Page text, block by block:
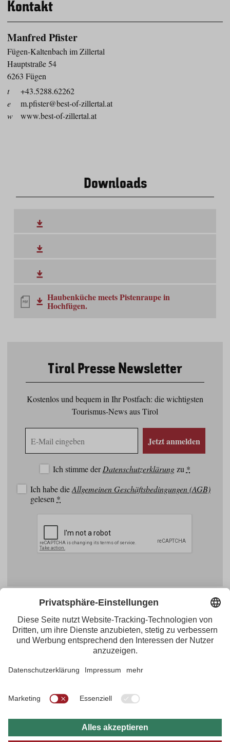
Kontakt
Manfred Pfister
Fügen-Kaltenbach im Zillertal
Hauptstraße 54
6263 Fügen
t
+43.5288.62262
e
m.pfister@best-of-zillertal.at
w
www.best-of-zillertal.at
Downloads
Haubenküche meets Pistenraupe in
Hochfügen.
Tirol Presse Newsletter
Kostenlos und bequem in Ihr Postfach: die wichtigsten
Tourismus-News aus Tirol
Mail
Jetzt anmelden
Ich stimme derDatenschutzerklärungzu *
Ich habe dieAllgemeinen Geschäftsbedingungen (AGB)
gelesen *
Tirol Werbung
Maria-Theresien-Straße 55 · 6020 Innsbruck
+43.512.5320-656· presse@tirol.at
RSS-Feeds
Impressum
Datenschutzerklärung
Barrierefreiheitserklärung
AGBs
FAQs
Instagram